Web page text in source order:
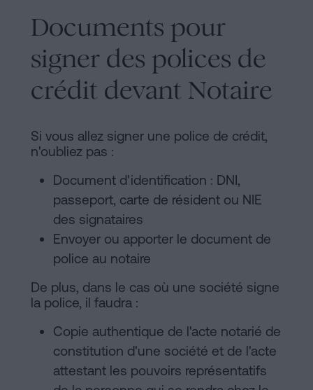
Documents pour
signer des polices de
crédit devant Notaire
Si vous allez signer une police de crédit,
n'oubliez pas :
Document d'identification : DNI,
passeport, carte de résident ou NIE
des signataires
Envoyer ou apporter le document de
police au notaire
De plus, dans le cas où une société signe
la police, il faudra :
Copie authentique de l'acte notarié de
constitution d'une société et de l'acte
attestant les pouvoirs représentatifs